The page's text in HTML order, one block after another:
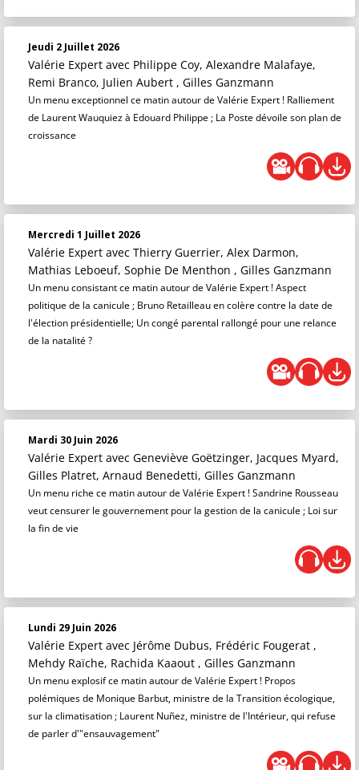
Jeudi 2 Juillet 2026
Valérie Expert avec Philippe Coy, Alexandre Malafaye,
Remi Branco, Julien Aubert , Gilles Ganzmann
Un menu exceptionnel ce matin autour de Valérie Expert ! Ralliement
de Laurent Wauquiez à Edouard Philippe ; La Poste dévoile son plan de
croissance
Mercredi 1 Juillet 2026
Valérie Expert avec Thierry Guerrier, Alex Darmon,
Mathias Leboeuf, Sophie De Menthon , Gilles Ganzmann
Un menu consistant ce matin autour de Valérie Expert ! Aspect
politique de la canicule ; Bruno Retailleau en colère contre la date de
l'élection présidentielle; Un congé parental rallongé pour une relance
de la natalité ?
Mardi 30 Juin 2026
Valérie Expert avec Geneviève Goëtzinger, Jacques Myard,
Gilles Platret, Arnaud Benedetti, Gilles Ganzmann
Un menu riche ce matin autour de Valérie Expert ! Sandrine Rousseau
veut censurer le gouvernement pour la gestion de la canicule ; Loi sur
la fin de vie
Lundi 29 Juin 2026
Valérie Expert avec Jérôme Dubus, Frédéric Fougerat ,
Mehdy Raïche, Rachida Kaaout , Gilles Ganzmann
Un menu explosif ce matin autour de Valérie Expert ! Propos
polémiques de Monique Barbut, ministre de la Transition écologique,
sur la climatisation ; Laurent Nuñez, ministre de l'Intérieur, qui refuse
de parler d'"ensauvagement"